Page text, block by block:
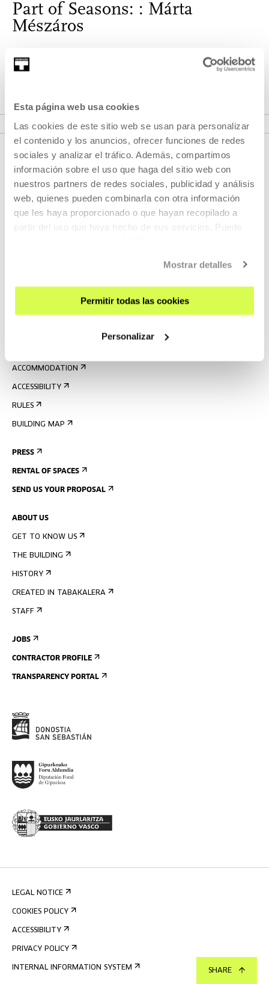
Esta página web usa cookies
Las cookies de este sitio web se usan para personalizar
el contenido y los anuncios, ofrecer funciones de redes
sociales y analizar el tráfico. Además, compartimos
información sobre el uso que haga del sitio web con
nuestros partners de redes sociales, publicidad y análisis
web, quienes pueden combinarla con otra información
que les haya proporcionado o que hayan recopilado a
partir del uso que haya hecho de sus servicios. Puede
Mostrar detalles
Permitir todas las cookies
Personalizar
Part of Seasons: : Márta
Mészáros
Márta Mészáros was the first female director to win the
Golden Bear at the Berlinale in 1975 for her film
Adoption.
VER SEASONS:
SHARE
CONTACT AND OPENING TIMES
ACCOMMODATION
ACCESSIBILITY
RULES
BUILDING MAP
PRESS
RENTAL OF SPACES
SEND US YOUR PROPOSAL
ABOUT US
GET TO KNOW US
THE BUILDING
HISTORY
CREATED IN TABAKALERA
STAFF
JOBS
CONTRACTOR PROFILE
TRANSPARENCY PORTAL
LEGAL NOTICE
COOKIES POLICY
ACCESSIBILITY
PRIVACY POLICY
INTERNAL INFORMATION SYSTEM